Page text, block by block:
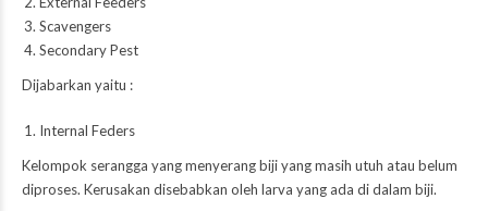
Scavengers
Secondary Pest
Dijabarkan yaitu :
Internal Feders
Kelompok serangga yang menyerang biji yang masih utuh atau belum
diproses. Kerusakan disebabkan oleh larva yang ada di dalam biji.